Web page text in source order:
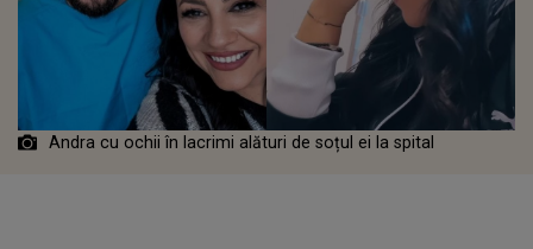
Andra cu ochii în lacrimi alături de soțul ei la spital